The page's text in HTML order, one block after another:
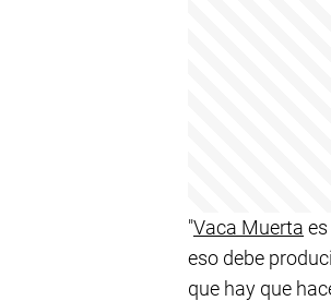
"Vaca Muerta
eso debe
que hay que